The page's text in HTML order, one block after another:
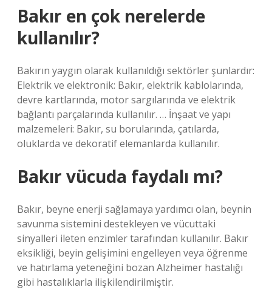
Bakır en çok nerelerde
kullanılır?
Bakırın yaygın olarak kullanıldığı sektörler şunlardır:
Elektrik ve elektronik: Bakır, elektrik kablolarında,
devre kartlarında, motor sargılarında ve elektrik
bağlantı parçalarında kullanılır. … İnşaat ve yapı
malzemeleri: Bakır, su borularında, çatılarda,
oluklarda ve dekoratif elemanlarda kullanılır.
Bakır vücuda faydalı mı?
Bakır, beyne enerji sağlamaya yardımcı olan, beynin
savunma sistemini destekleyen ve vücuttaki
sinyalleri ileten enzimler tarafından kullanılır. Bakır
eksikliği, beyin gelişimini engelleyen veya öğrenme
ve hatırlama yeteneğini bozan Alzheimer hastalığı
gibi hastalıklarla ilişkilendirilmiştir.